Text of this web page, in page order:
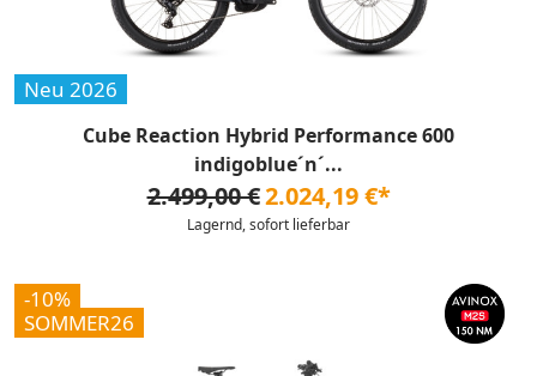
Neu 2026
Cube Reaction Hybrid Performance 600
indigoblue´n´...
2.499,00 €2.024,19 €*
Lagernd, sofort lieferbar
-10%
SOMMER26